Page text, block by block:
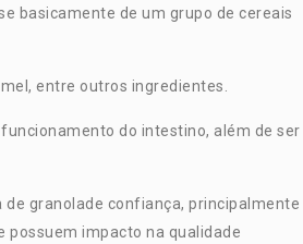
basicamente de um grupo de cereais
entre outros ingredientes.
do intestino, além de ser
granolade confiança, principalmente
possuem impacto na qualidade